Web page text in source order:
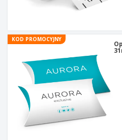
KOD PROMOCYJNY